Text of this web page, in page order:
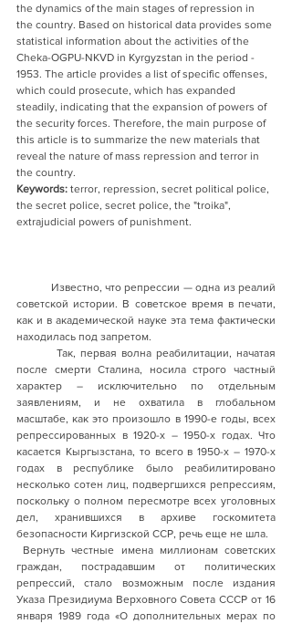
the dynamics of the main stages of repression in
the country. Based on historical data provides some
statistical information about the activities of the
Cheka-OGPU-NKVD in Kyrgyzstan in the period -
1953. The article provides a list of specific offenses,
which could prosecute, which has expanded
steadily, indicating that the expansion of powers of
the security forces. Therefore, the main purpose of
this article is to summarize the new materials that
reveal the nature of mass repression and terror in
the country.
Keywords: terror, repression, secret political police,
the secret police, secret police, the "troika",
extrajudicial powers of punishment.
советской истории. В советское время в печати,
как и в академической науке эта тема фактически
находилась под запретом.
         Так, первая волна реабилитации, начатая
после смерти Сталина, носила строго частный
характер – исключительно по отдельным
заявлениям, и не охватила в глобальном
масштабе, как это произошло в 1990-е годы, всех
репрессированных в 1920-х – 1950-х годах. Что
касается Кыргызстана, то всего в 1950-х – 1970-х
годах в республике было реабилитировано
несколько сотен лиц, подвергшихся репрессиям,
поскольку о полном пересмотре всех уголовных
дел, хранившихся в архиве госкомитета
безопасности Киргизской ССР, речь еще не шла.
граждан, пострадавшим от политических
репрессий, стало возможным после издания
Указа Президиума Верховного Совета СССР от 16
января 1989 года «О дополнительных мерах по